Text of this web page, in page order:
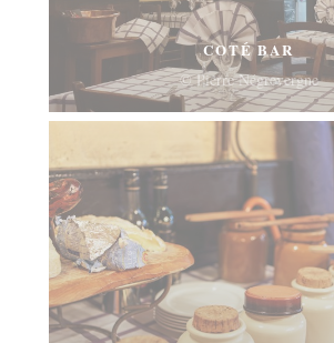
COTÉ BAR
© Pierre Négrevergne